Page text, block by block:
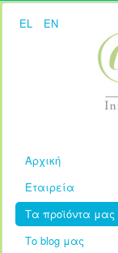
EL EN
Αρχική
Εταιρεία
Τα προϊόντα μας
Το blog μας